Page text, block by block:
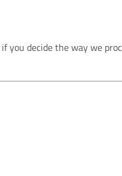
decide the way we